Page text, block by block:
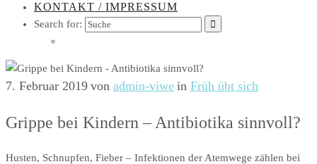
KONTAKT / IMPRESSUM
Search for:
7. Februar 2019 von admin-viwe in Früh übt sich
Grippe bei Kindern – Antibiotika sinnvoll?
Husten, Schnupfen, Fieber – Infektionen der Atemwege zählen bei